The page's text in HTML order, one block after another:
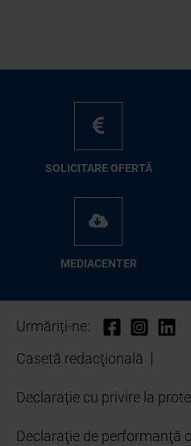
SO­LI­CI­TA­RE OFER­TĂ
ME­D­IA­CEN­TER
Urmăriți-ne:
Casetă redacţională
Declarație cu privire la
Declaraţie de performanţă